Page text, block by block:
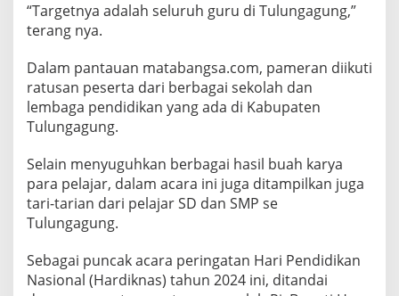
“Targetnya adalah seluruh guru di Tulungagung,”
terang nya.
Dalam pantauan matabangsa.com, pameran diikuti
ratusan peserta dari berbagai sekolah dan
lembaga pendidikan yang ada di Kabupaten
Tulungagung.
Selain menyuguhkan berbagai hasil buah karya
para pelajar, dalam acara ini juga ditampilkan juga
tari-tarian dari pelajar SD dan SMP se
Tulungagung.
Sebagai puncak acara peringatan Hari Pendidikan
Nasional (Hardiknas) tahun 2024 ini, ditandai